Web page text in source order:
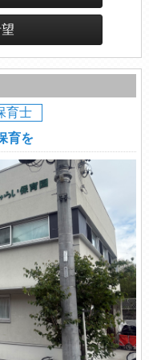
育士
育を